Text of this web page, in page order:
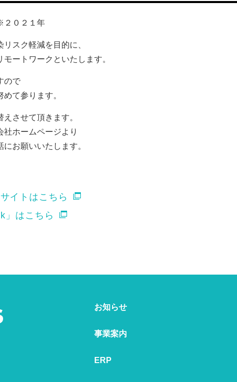
０２１年
スク軽減を目的に、
ートワークといたします。
ので
て参ります。
させて頂きます。
社ホームページより
お願いいたします。
イトはこちら
」はこちら
お知らせ
事業案内
ERP